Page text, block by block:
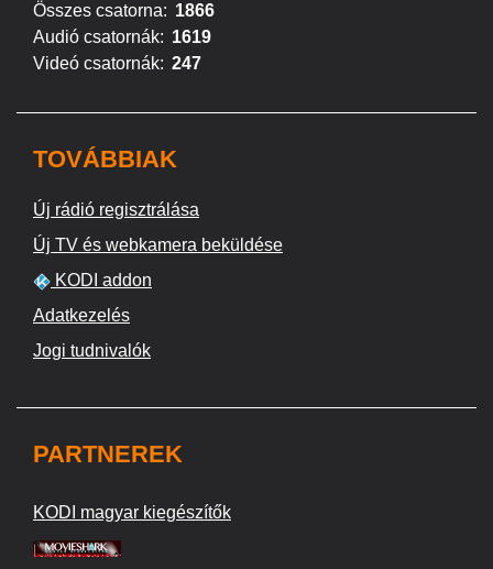
Összes csatorna: 1866
Audió csatornák: 1619
Videó csatornák: 247
TOVÁBBIAK
Új rádió regisztrálása
Új TV és webkamera beküldése
KODI addon
Adatkezelés
Jogi tudnivalók
PARTNEREK
KODI magyar kiegészítők